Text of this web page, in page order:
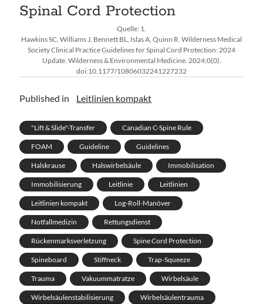
Spinal Cord Protection
Quelle: 1.
Hawkins SC, Williams J, Bennett BL, Islas A, Quinn R. Wilderness Medical
Society Clinical Practice Guidelines for Spinal Cord Protection: 2024
Update. Wilderness & Environmental Medicine. 2024;0(0).
doi:10.1177/10806032241227232
Published in Leitlinien kompakt
"Lift & Slide"-Transfer Canadian C-Spine Rule
FOAM Guideline Guidelines
Halskrause Halswirbelsäule Immobilisation
Immobilisierung Leitlinie Leitlinien
Leitlinien kompakt Log-Roll-Manöver
Notfallmedizin Rettungsdienst
Rückenmarksverletzung Spine Cord Protection
Spineboard Stiffneck Trap-Squeeze
Trauma Vakuummatratze Wirbelsäule
Wirbelsäulenstabilisierung Wirbelsäulentrauma